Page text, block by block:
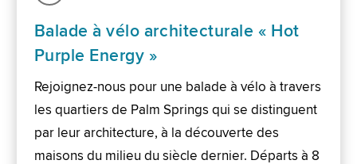
Balade à vélo architecturale « Hot
Purple Energy »
Rejoignez-nous pour une balade à vélo à travers
les quartiers de Palm Springs qui se distinguent
par leur architecture, à la découverte des
maisons du milieu du siècle dernier. Départs à 8